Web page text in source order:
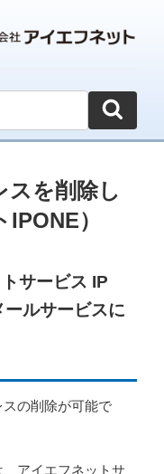
スを削除し
）
サービス IP
ールサービスに
の削除が可能で
アイエフネットサ